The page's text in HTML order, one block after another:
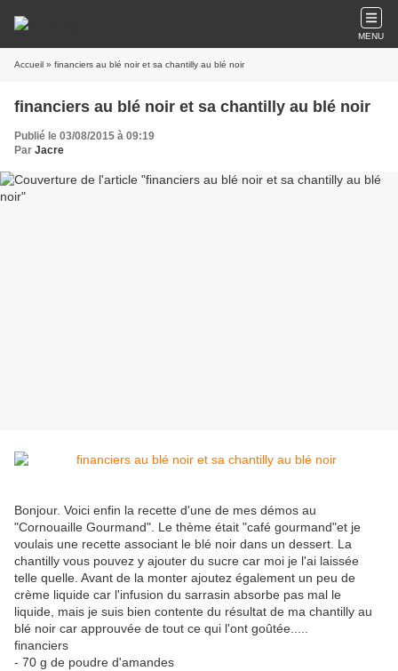
MENU
Accueil » financiers au blé noir et sa chantilly au blé noir
financiers au blé noir et sa chantilly au blé noir
Publié le 03/08/2015 à 09:19
Par Jacre
Bonjour. Voici enfin la recette d'une de mes démos au
"Cornouaille Gourmand". Le thème était "café gourmand"et je
voulais une recette associant le blé noir dans un dessert. La
chantilly vous pouvez y ajouter du sucre car moi je l'ai laissée
telle quelle. Avant de la monter ajoutez également un peu de
crème liquide car l'infusion du sarrasin absorbe pas mal le
liquide, mais je suis bien contente du résultat de ma chantilly au
blé noir car approuvée de tout ce qui l'ont goûtée.....
financiers
- 70 g de poudre d'amandes